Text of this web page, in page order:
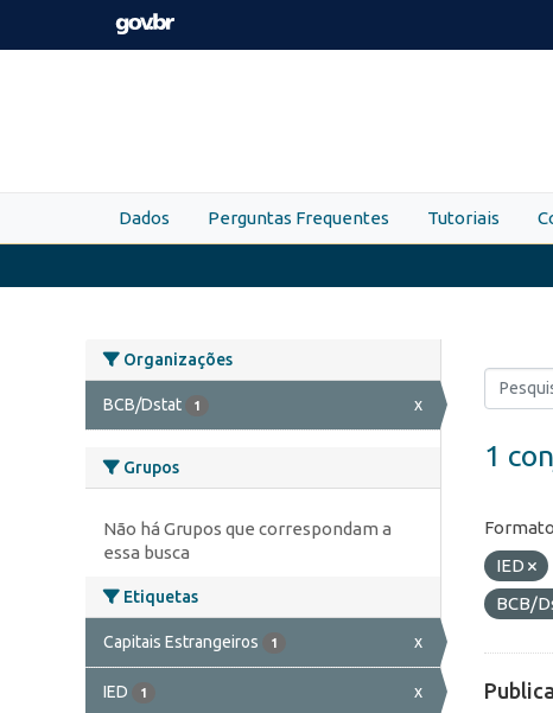
Skip to main content
Dados Perguntas Frequentes Tutoriais
Organizações
BCB/Dstat 1 x
Grupos
Não há Grupos que correspondam a
essa busca
Etiquetas
Capitais Estrangeiros 1 x
IED 1 x
1
IED
BCB/